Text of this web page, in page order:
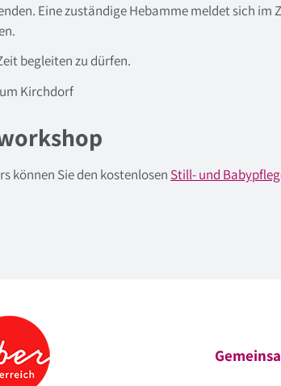
Eine zuständige Hebamme meldet sich im
begleiten zu dürfen.
Kirchdorf
können Sie den kostenlosen Still- und